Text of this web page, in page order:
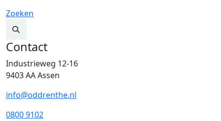
Zoeken
Contact
Industrieweg 12-16
9403 AA Assen
info@oddrenthe.nl
0800 9102